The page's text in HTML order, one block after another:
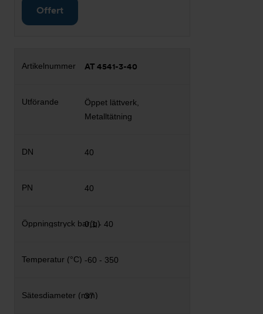
Offert
AT 4541-3-40
Öppet lättverk,
Metalltätning
40
40
0,1 - 40
-60 - 350
37